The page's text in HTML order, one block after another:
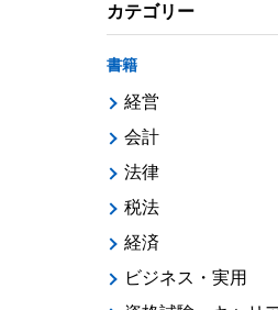
カテゴリー
書籍
経営
会計
法律
税法
経済
ビジネス・実用